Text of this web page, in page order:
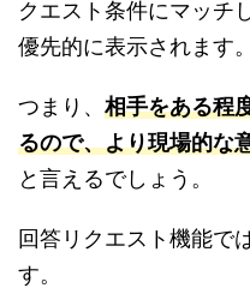
クエスト条件にマッチ
優先的に表示されます。
つまり、 相手をある程
るので、より現場的な
と言えるでしょう。
回答リクエスト機能で
す。